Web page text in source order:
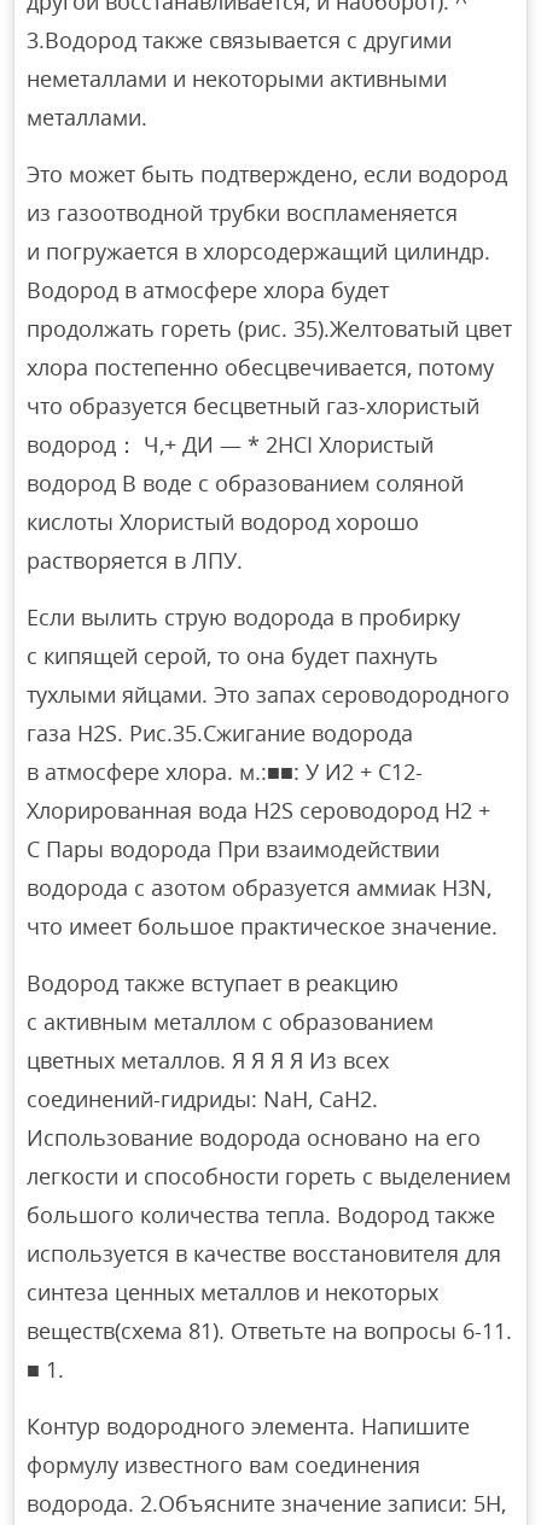
3.Водород также связывается с другими
неметаллами и некоторыми активными
металлами.
Это может быть подтверждено, если водород
из газоотводной трубки воспламеняется
и погружается в хлорсодержащий цилиндр.
Водород в атмосфере хлора будет
продолжать гореть (рис. 35).Желтоватый цвет
хлора постепенно обесцвечивается, потому
что образуется бесцветный газ-хлористый
водород： Ч,+ ДИ — * 2HCI Хлористый
водород В воде с образованием соляной
кислоты Хлористый водород хорошо
растворяется в ЛПУ.
Если вылить струю водорода в пробирку
с кипящей серой, то она будет пахнуть
тухлыми яйцами. Это запах сероводородного
газа H2S. Рис.35.Сжигание водорода
в атмосфере хлора. м.:■■: У И2 + С12-
Хлорированная вода Н2Ѕ сероводород Н2 +
С Пары водорода При взаимодействии
водорода с азотом образуется аммиак H3N,
что имеет большое практическое значение.
Водород также вступает в реакцию
с активным металлом с образованием
цветных металлов. Я Я Я Я Из всех
соединений-гидриды: NaH, CaH2.
Использование водорода основано на его
легкости и способности гореть с выделением
большого количества тепла. Водород также
используется в качестве восстановителя для
синтеза ценных металлов и некоторых
веществ(схема 81). Ответьте на вопросы 6-11.
■ 1.
Контур водородного элемента. Напишите
формулу известного вам соединения
водорода. 2.Объясните значение записи: 5H,